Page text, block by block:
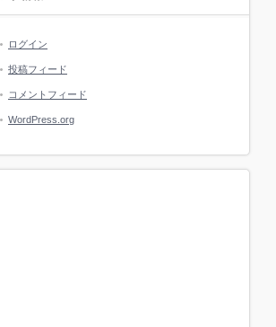
ログイン
投稿フィード
コメントフィード
WordPress.org